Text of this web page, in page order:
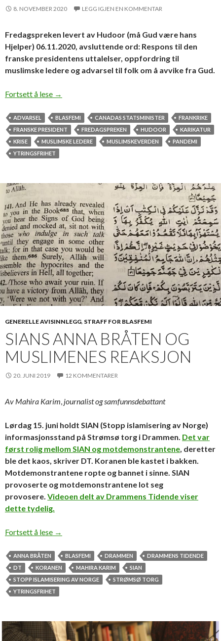
8. NOVEMBER 2020 LEGG IGJEN EN KOMMENTAR
Fredagspreken levert av Hudoor (må Gud være hans
Hjelper) 06.11.2020, avsluttende ord: Respons til den
franske presidentens uttalelser, oppfordring til
muslimske ledere og advarsel til folk om å avvike fra Gud.
Fortsett å lese Islams respons på karikaturstriden i Frankrike
→
ADVARSEL BLASFEMI CANADAS STATSMINISTER
FRANKRIKE
FRANSKE PRESIDENT
FREDAGSPREKEN HUDOOR
KARIKATUR
KRISE
MUSLIMSKE LEDERE MUSLIMSKEVERDEN
PANDEMI
YTRINGSFRIHET
GENERELLE AVISINNLEGG, STRAFF FOR BLASFEMI
SIANS ANNA BRÅTEN OG
MUSLIMENES REAKSJON
20. JUNI 2019 12 KOMMENTARER
Av Mahira Karim, journalist og samfunnsdebattant
Lørdag 15. juni holdt SIAN (Stopp islamisering av Norge)
informasjonsstand på Strømsø torg i Drammen. Det var
først rolig mellom SIAN og motdemonstrantene, deretter
ble det kaos, skriver DT. Koranen ble kastet i bakken.
Motdemonstrantene ropte og bannet i sinne. SIAN
provoserte og motdemonstrantene lot seg
provosere. Videoen delt av Drammens Tidende viser
dette tydelig.
Fortsett å lese SIANs Anna Bråten og muslimenes reaksjon
→
ANNA BRÅTEN BLASFEMI DRAMMEN
DRAMMENS TIDENDE
DT
KORANEN MAHIRA KARIM
SIAN
STOPP ISLAMISERING AV NORGE
STRØMSØ TORG
YTRINGSFRIHET